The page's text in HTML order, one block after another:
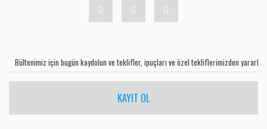
KAYIT OL